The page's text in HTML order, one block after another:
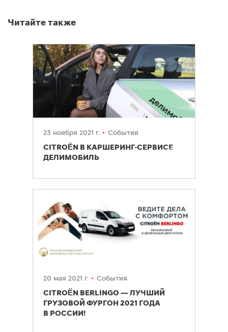
Читайте также
23 ноября 2021 г. События
CITROËN В КАРШЕРИНГ-СЕРВИСЕ
ДЕЛИМОБИЛЬ
20 мая 2021 г. События
CITROËN BERLINGO — ЛУЧШИЙ
ГРУЗОВОЙ ФУРГОН 2021 ГОДА
В РОССИИ!